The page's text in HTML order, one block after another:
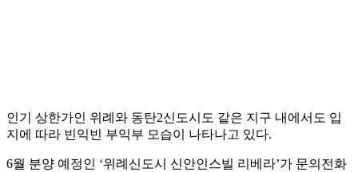
인기 상한가인 위례와 동탄2신도시도 같은 지구 내에서도 입
지에 따라 빈익빈 부익부 모습이 나타나고 있다.
6월 분양 예정인 ‘위례신도시 신안인스빌 리베라’가 문의전화